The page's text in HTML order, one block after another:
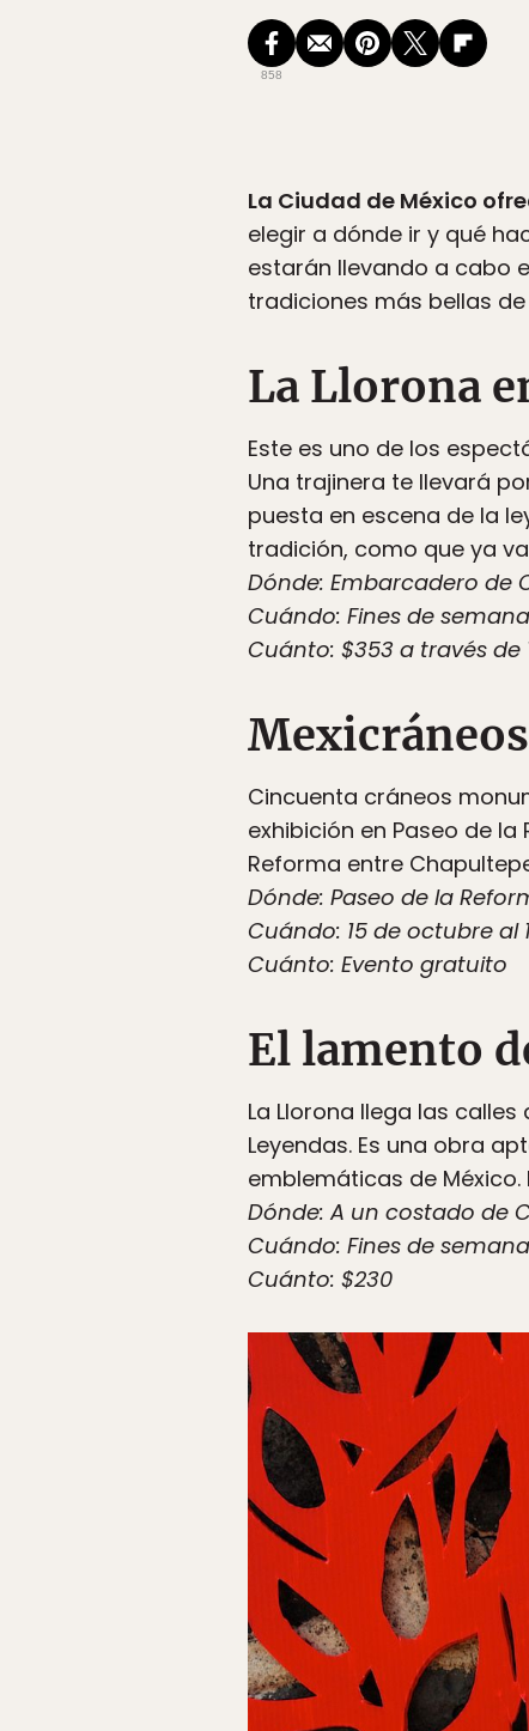
858
La Ciudad de México
elegir a dónde ir y qué
estarán llevando a cabo
tradiciones más bellas de
La Llorona
Este es uno de los
Una trajinera te llevará
puesta en escena de la
tradición, como que ya
Dónde: Embarcadero de
Cuándo: Fines de
Cuánto: $353 a través de
Mexicráneos
Cincuenta cráneos
exhibición en Paseo de la
Reforma entre
Dónde: Paseo de la
Cuándo: 15 de octubre al
Cuánto: Evento gratuito
El lamento
La Llorona llega las
Leyendas. Es una obra
emblemáticas de
Dónde: A un costado de
Cuándo: Fines de
Cuánto: $230